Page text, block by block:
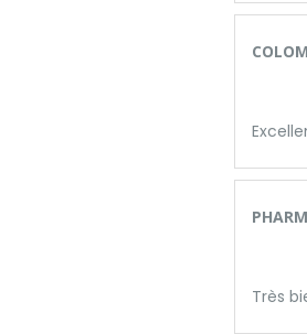
Très